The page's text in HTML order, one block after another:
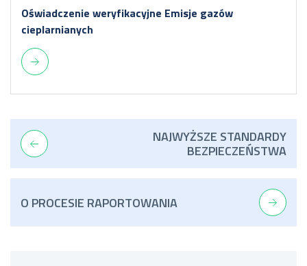
Oświadczenie weryfikacyjne Emisje gazów
cieplarnianych
NAJWYŻSZE STANDARDY
BEZPIECZEŃSTWA
O PROCESIE RAPORTOWANIA